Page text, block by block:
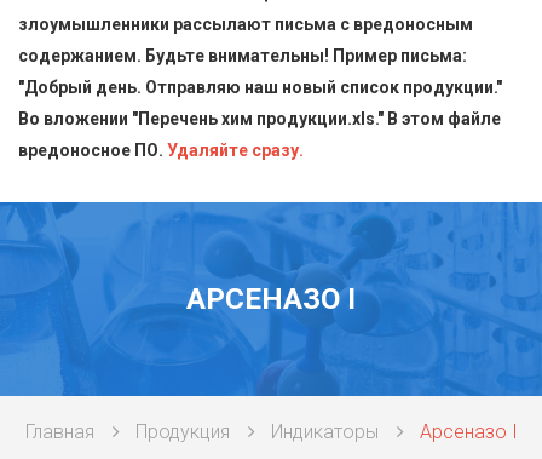
О КОМПАНИИ
ПРОДУКЦИЯ
Блескообразующие добавки
Индикаторы
Кислоты
Пищевая химия для производств
Стандарт-титры
СТАТЬИ
ДОСТАВКА
СЕРТИФИКАТЫ
КОНТАКТЫ
злоумышленники рассылают письма с вредоносным
содержанием. Будьте внимательны! Пример письма:
"Добрый день. Отправляю наш новый список продукции."
Во вложении "Перечень хим продукции.xls." В этом файле
вредоносное ПО. Удаляйте сразу.
АРСЕНАЗО I
Главная Продукция Индикаторы Арсеназо I